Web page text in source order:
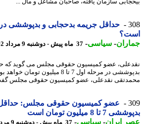
حداقل جریمه بدحجابی و بدپوششی در
- سیاسی-37 ماه پیش - دوشنبه 9 مرداد 1402، 22:40
عضو کمیسیون حقوقی مجلس می گوید که
بدپوششی در مرحله اول 7 تا 8 میلیون تومان
نقدعلی، عضو کمیسیون حقوقی مجلس گفت: در
عضو کمیسیون حقوقی مجلس: حداقل
تا 8 میلیون تومان است
ایران- سیاسی-37 ماه پیش - دوشنبه 9 مرداد 1402، 22:35